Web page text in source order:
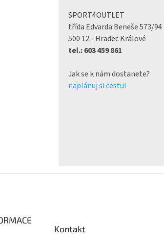
SPORT4OUTLET
třída Edvarda Beneše 573/94
500 12 - Hradec Králové
tel.: 603 459 861
Jak se k nám dostanete?
naplánuj si cestu!
Kontakt